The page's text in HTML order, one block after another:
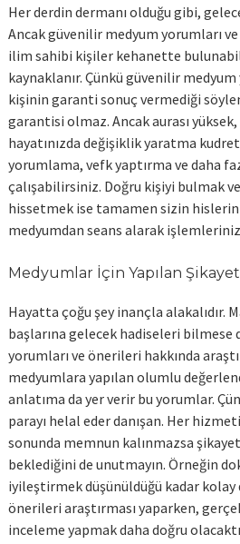
Her derdin dermanı olduğu gibi,
Ancak güvenilir medyum yorumları
ilim sahibi kişiler kehanette
kaynaklanır. Çünkü güvenilir
kişinin garanti sonuç vermediği
garantisi olmaz. Ancak aurası
hayatınızda değişiklik yaratma
yorumlama, vefk yaptırma ve daha
çalışabilirsiniz. Doğru kişiyi bulmak
hissetmek ise tamamen sizin
medyumdan seans alarak
Medyumlar İçin Yapılan
Hayatta çoğu şey inançla alakalıdır.
başlarına gelecek hadiseleri bilmese
yorumları ve önerileri hakkında
medyumlara yapılan olumlu
anlatıma da yer verir bu yorumlar.
parayı helal eder danışan. Her
sonunda memnun kalınmazsa
beklediğini de unutmayın. Örneğin
iyileştirmek düşünüldüğü kadar kolay
önerileri araştırması yaparken,
inceleme yapmak daha doğru